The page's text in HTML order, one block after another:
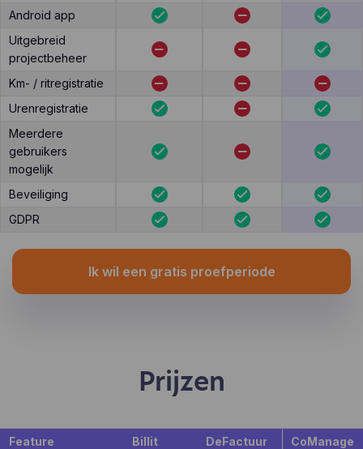
Android app
Uitgebreid
projectbeheer
Km- / ritregistratie
Urenregistratie
Meerdere
gebruikers
mogelijk
Beveiliging
GDPR
Ik wil een gratis proefperiode
Prijzen
Feature Billit DeFactuur
CoManage